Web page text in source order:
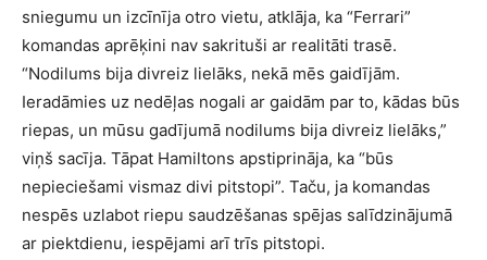
sniegumu un izcīnīja otro vietu, atklāja, ka “Ferrari”
komandas aprēķini nav sakrituši ar realitāti trasē.
“Nodilums bija divreiz lielāks, nekā mēs gaidījām.
Ieradāmies uz nedēļas nogali ar gaidām par to, kādas būs
riepas, un mūsu gadījumā nodilums bija divreiz lielāks,”
viņš sacīja. Tāpat Hamiltons apstiprināja, ka “būs
nepieciešami vismaz divi pitstopi”. Taču, ja komandas
nespēs uzlabot riepu saudzēšanas spējas salīdzinājumā
ar piektdienu, iespējami arī trīs pitstopi.